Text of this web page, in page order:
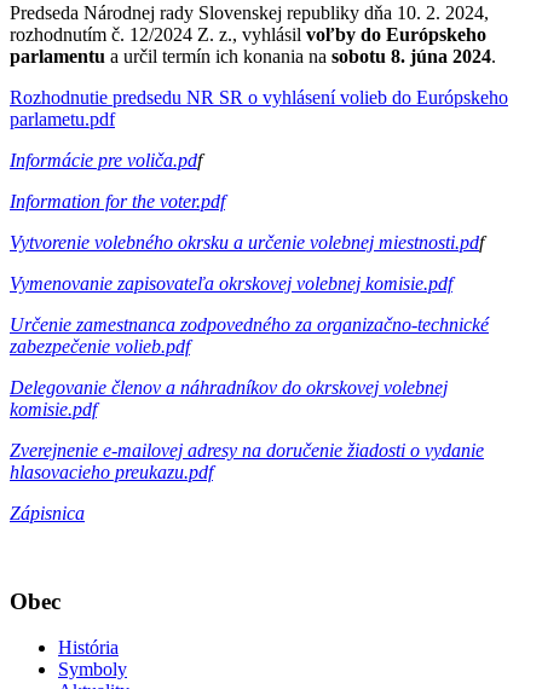
Predseda Národnej rady Slovenskej republiky dňa 10. 2. 2024,
rozhodnutím č. 12/2024 Z. z., vyhlásil voľby do Európskeho
parlamentu a určil termín ich konania na sobotu 8. júna 2024.
Rozhodnutie predsedu NR SR o vyhlásení volieb do Európskeho
parlametu.pdf
Informácie pre voliča.pdf
Information for the voter.pdf
Vytvorenie volebného okrsku a určenie volebnej miestnosti.pdf
Vymenovanie zapisovateľa okrskovej volebnej komisie.pdf
Určenie zamestnanca zodpovedného za organizačno-technické
zabezpečenie volieb.pdf
Delegovanie členov a náhradníkov do okrskovej volebnej
komisie.pdf
Zverejnenie e-mailovej adresy na doručenie žiadosti o vydanie
hlasovacieho preukazu.pdf
Zápisnica
Obec
História
Symboly